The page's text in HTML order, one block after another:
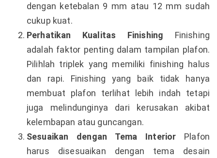
dengan ketebalan 9 mm atau 12 mm sudah
cukup kuat.
Perhatikan Kualitas Finishing Finishing
adalah faktor penting dalam tampilan plafon.
Pilihlah triplek yang memiliki finishing halus
dan rapi. Finishing yang baik tidak hanya
membuat plafon terlihat lebih indah tetapi
juga melindunginya dari kerusakan akibat
kelembapan atau guncangan.
Sesuaikan dengan Tema Interior Plafon
harus disesuaikan dengan tema desain